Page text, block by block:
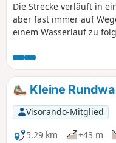
Die Strecke verläuft in
aber fast immer auf
einem Wasserlauf zu
zahlreiche
Wailly, dann in Rivière.
Wanderung (in der Nähe
viele Rehe, aber seit
keine mehr gesehen.
Kleine
Visorando-Mitglied
5,29 km
+43 m